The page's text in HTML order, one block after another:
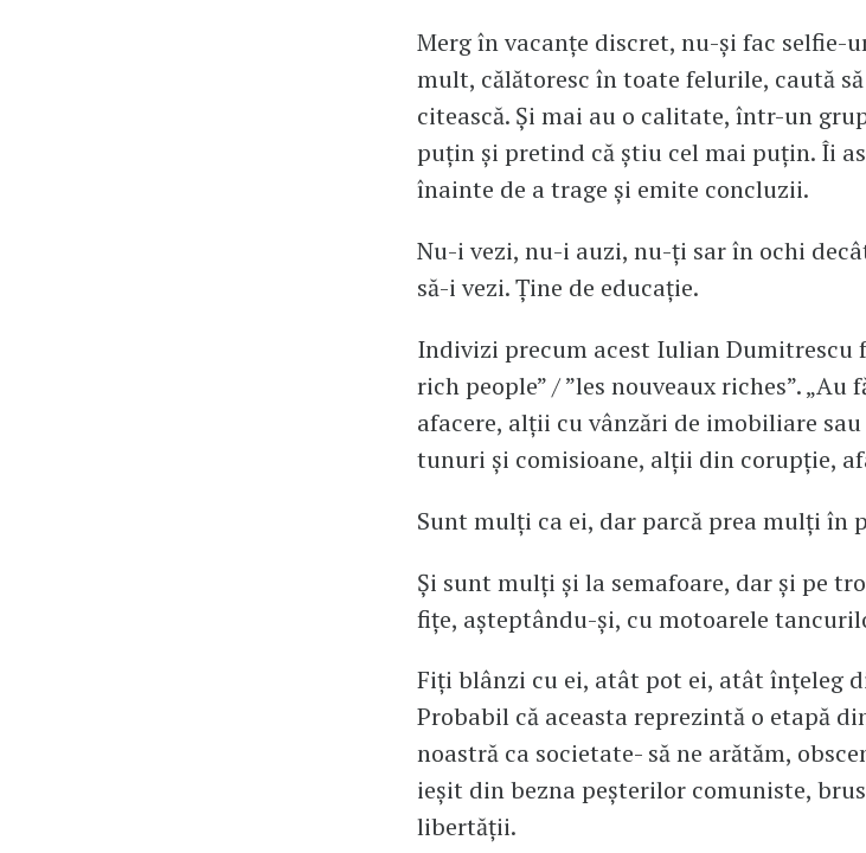
Merg în vacanțe discret, nu-și fac selfie-
mult, călătoresc în toate felurile, caută să
citească. Și mai au o calitate, într-un
puțin și pretind că știu cel mai puțin. Îi
înainte de a trage și emite concluzii.
Nu-i vezi, nu-i auzi, nu-ți sar în ochi
să-i vezi. Ține de educație.
Indivizi precum acest Iulian Dumitrescu
rich people” / ”les nouveaux riches”.
afacere, alții cu vânzări de imobiliare
tunuri și comisioane, alții din corupție,
Sunt mulți ca ei, dar parcă prea mulți în
Și sunt mulți și la semafoare, dar și pe
fițe, așteptându-și, cu motoarele
Fiți blânzi cu ei, atât pot ei, atât înțeleg
Probabil că aceasta reprezintă o etapă
noastră ca societate- să ne arătăm,
ieșit din bezna peșterilor comuniste,
libertății.